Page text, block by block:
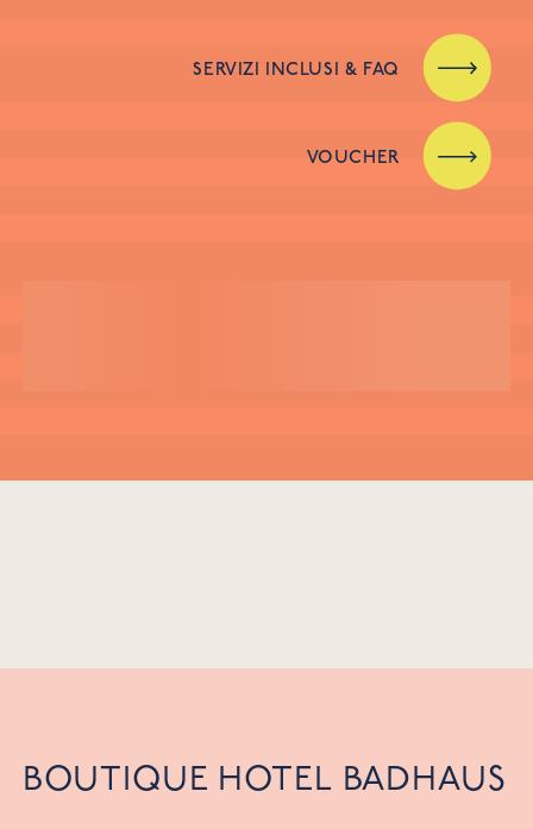
SERVIZI INCLUSI & FAQ
VOUCHER
BOUTIQUE HOTEL BADHAUS